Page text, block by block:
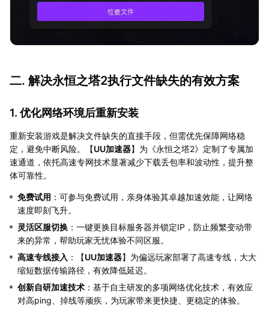
二. 解决永恒之塔2执行文件缺失的有效方案
1. 优化网络环境后重新安装
重新安装游戏是解决文件缺失的直接手段，但需优先保障网络稳
定，避免中断风险。【UU加速器】为《永恒之塔2》定制了专属加
速通道，依托高速专网技术显著减少下载丢包率和波动性，提升整
体可靠性。
免费试用 ：可参与免费试用，亲身体验其卓越加速效能，让网络
速度即刻飞升。
灵活区服切换 ：一键更换目标服务器并锁定IP，防止频繁变动带
来的异常，帮助玩家无忧体验不同区服。
高速专线接入 ：【UU加速器】为偏远玩家部署了高速专线，大大
缩短数据传输路径，有效降低延迟。
创新自研加速技术 ：基于自主研发的多项网络优化技术，有效应
对高ping、掉线等顽疾，为玩家带来更快捷、更稳定的体验。